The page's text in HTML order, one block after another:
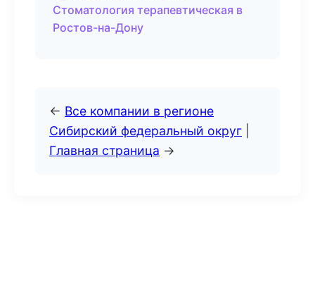
Стоматология терапевтическая в
Ростов-на-Дону
← Все компании в регионе
Сибирский федеральный округ
Главная страница →